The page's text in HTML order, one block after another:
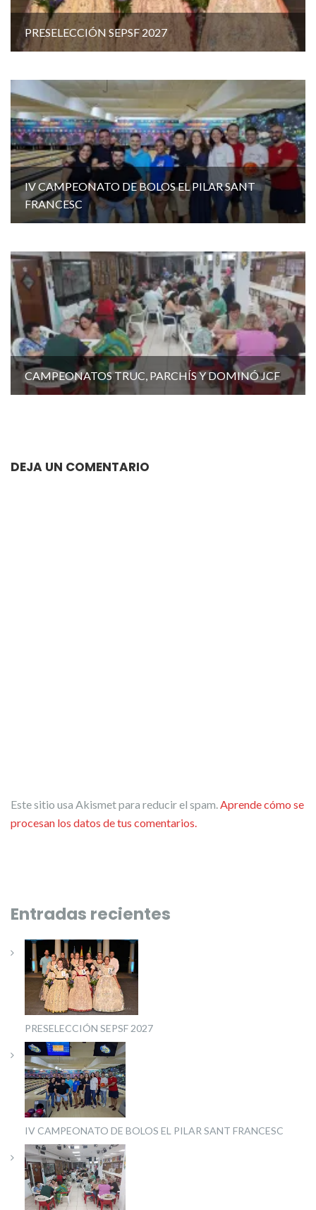
PRESELECCIÓN SEPSF 2027
IV CAMPEONATO DE BOLOS EL PILAR SANT
FRANCESC
CAMPEONATOS TRUC, PARCHÍS Y DOMINÓ JCF
DEJA UN COMENTARIO
Este sitio usa Akismet para reducir el spam.Aprende cómo se
procesan los datos de tus comentarios.
Entradas recientes
PRESELECCIÓN SEPSF 2027
IV CAMPEONATO DE BOLOS EL PILAR SANT FRANCESC